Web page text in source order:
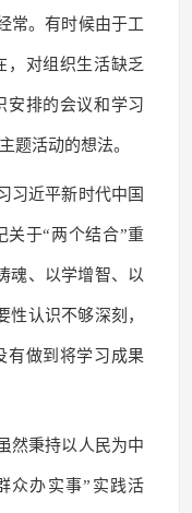
常。有时候由于工
，对组织生活缺乏
安排的会议和学习
题活动的想法。
习近平新时代中国
关于“两个结合”重
魂、以学增智、以
性认识不够深刻，
有做到将学习成果
然秉持以人民为中
众办实事”实践活